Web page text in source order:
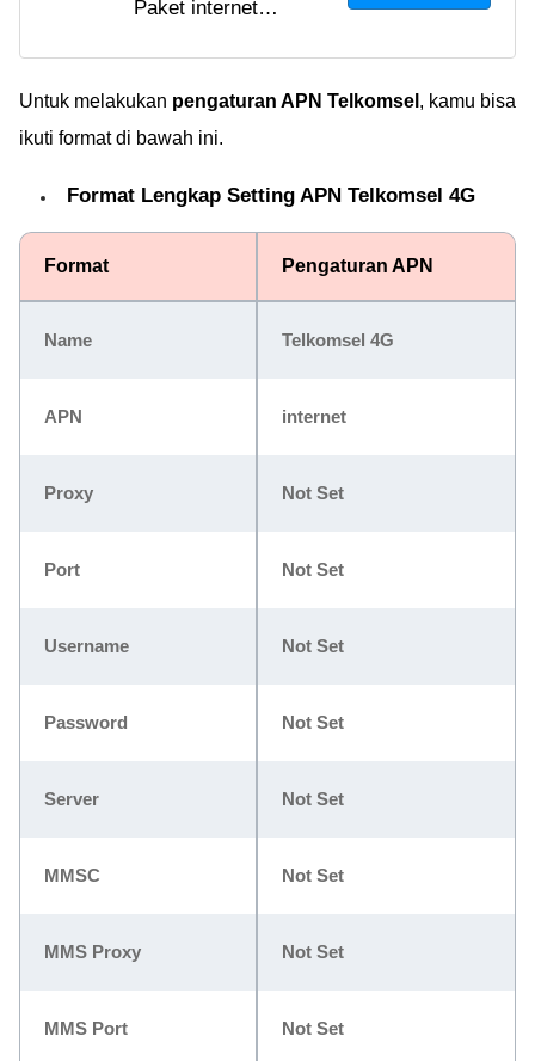
Internet Telkomsel
Paket internet
simPATI, Kartu As,
Loop, dan Kartu Halo.
terbaru!
Untuk melakukan pengaturan APN Telkomsel , kamu bisa
ikuti format di bawah ini.
Format Lengkap Setting APN Telkomsel 4G
Format Pengaturan APN
Name Telkomsel 4G
APN internet
Proxy Not Set
Port Not Set
Username Not Set
Password Not Set
Server Not Set
MMSC Not Set
MMS Proxy Not Set
MMS Port Not Set